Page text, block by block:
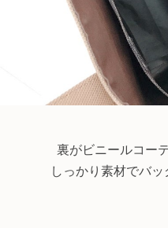
裏がビニールコー
しっかり素材でバ